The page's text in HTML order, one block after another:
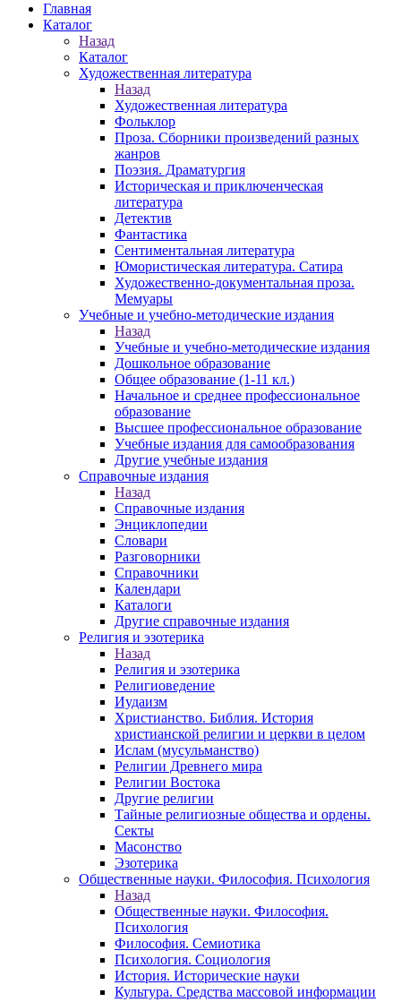
Главная
Каталог
Назад
Каталог
Художественная литература
Назад
Художественная литература
Фольклор
Проза. Сборники произведений разных
жанров
Поэзия. Драматургия
Историческая и приключенческая
литература
Детектив
Фантастика
Сентиментальная литература
Юмористическая литература. Сатира
Художественно-документальная проза.
Мемуары
Учебные и учебно-методические издания
Назад
Учебные и учебно-методические издания
Дошкольное образование
Общее образование (1-11 кл.)
Начальное и среднее профессиональное
образование
Высшее профессиональное образование
Учебные издания для самообразования
Другие учебные издания
Справочные издания
Назад
Справочные издания
Энциклопедии
Словари
Разговорники
Справочники
Календари
Каталоги
Другие справочные издания
Религия и эзотерика
Назад
Религия и эзотерика
Религиоведение
Иудаизм
Христианство. Библия. История
христианской религии и церкви в целом
Ислам (мусульманство)
Религии Древнего мира
Религии Востока
Другие религии
Тайные религиозные общества и ордены.
Секты
Масонство
Эзотерика
Общественные науки. Философия. Психология
Назад
Общественные науки. Философия.
Психология
Философия. Семиотика
Психология. Социология
История. Исторические науки
Культура. Средства массовой информации